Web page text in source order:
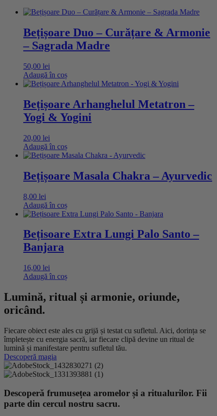
Bețișoare Duo – Curățare & Armonie
– Sagrada Madre
50,00 lei
Adaugă în coș
Bețișoare Arhanghelul Metatron –
Yogi & Yogini
20,00 lei
Adaugă în coș
Bețișoare Masala Chakra – Ayurvedic
8,00 lei
Adaugă în coș
Bețisoare Extra Lungi Palo Santo –
Banjara
16,00 lei
Adaugă în coș
Lumină, ritual și armonie, oriunde,
oricând.
Fiecare obiect este ales cu grijă și testat cu sufletul. Aici, dorința se
împletește cu energia sacră, iar fiecare clipă devine un ritual de
lumină și manifestare pentru sufletul tău.
Descoperă magia
Descoperă frumusețea aromelor și a ritualurilor. Fii
parte din cercul nostru sacru.